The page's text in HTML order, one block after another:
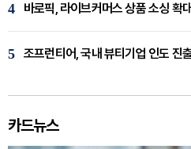
4 바로픽, 라이브커머스 상품 소싱 확
5 조프런티어, 국내 뷰티기업 인도 진
카드뉴스